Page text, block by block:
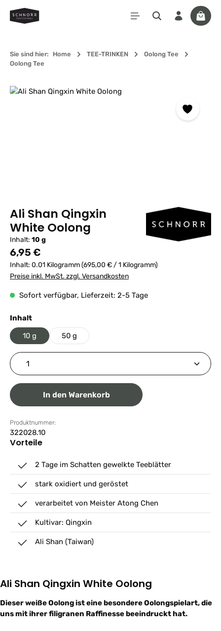
Zum Hauptinhalt springen
Sie sind hier: Home TEE-TRINKEN
Oolong Tee
Oolong Tee
Bildergalerie überspringen
Ali Shan Qingxin
White Oolong
Inhalt: 10 g
Regulärer Preis:
6,95 €
Inhalt: 0.01 Kilogramm(695,00 € / 1 Kilogramm)
Preise inkl. MwSt. zzgl. Versandkosten
Sofort verfügbar, Lieferzeit: 2-5 Tage
Inhaltauswählen
10 g 50 g
Produkt Anzahl: Gib den gewünschten Wert ein
In den Warenkorb
Produktnummer:
322028.10
Vorteile
2 Tage im Schatten gewelkte Teeblätter
stark oxidiert und geröstet
verarbeitet von Meister Atong Chen
Kultivar: Qingxin
Ali Shan (Taiwan)
Ali Shan Qingxin White Oolong
Dieser weiße Oolong ist eine besondere Oolongspielart, die
uns mit ihrer filigranen Raffinesse beeindruckt hat.